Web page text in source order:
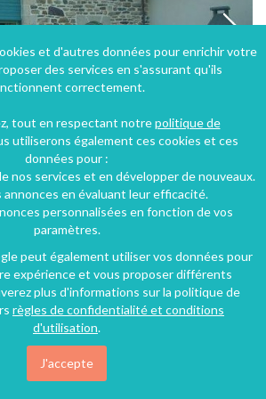
Finistère, Bretagne, France
et d'autres données pour enrichir votre
des services en s'assurant qu'ils
correctement.
tout en respectant notrepolitique de
utiliserons également ces cookies et ces
données pour :
nos services et en développer de nouveaux.
annonces en évaluant leur efficacité.
personnalisées en fonction de vos
paramètres.
peut également utiliser vos données pour
expérience et vous proposer différents
plus d'informations sur la politique de
règles de confidentialité et conditions
d'utilisation.
J'accepte